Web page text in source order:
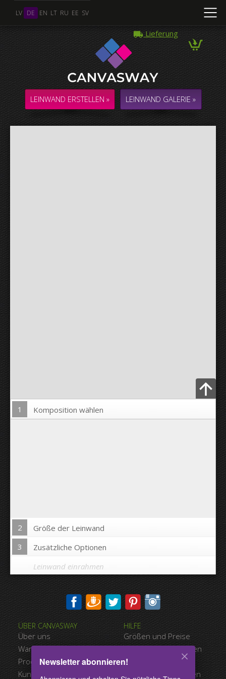
LV DE EN LT RU EE SV
Lieferung
LEINWAND ERSTELLEN » LEINWAND GALERIE »
Bild hochladen
1 Komposition wählen
2
Größe der Leinwand
3
Zusätzliche Optionen
Bild auf Leinwandkanten drucken:
Nein
Leinwand einrahmen
Mehrere Fotos
COLLAGE / KOMPOSITION aus mehreren Fotos
ÜBER CANVASWAY
Über uns
Warum Canvasway.com
Produktqualität
Kundenreferenzen
HILFE
Größen und Preise
Zahlungsmöglichkeiten
Versandart
Nutzungsbedingungen
Newsletter abonnieren!